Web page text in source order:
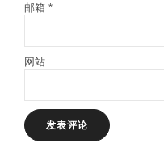
邮箱 *
网站